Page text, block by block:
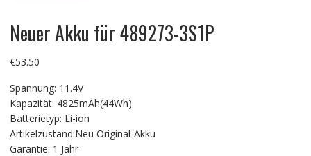
Neuer Akku für 489273-3S1P
€53.50
Spannung: 11.4V
Kapazität: 4825mAh(44Wh)
Batterietyp: Li-ion
Artikelzustand:Neu Original-Akku
Garantie: 1 Jahr